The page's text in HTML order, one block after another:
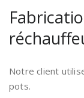
Notre client
pots.